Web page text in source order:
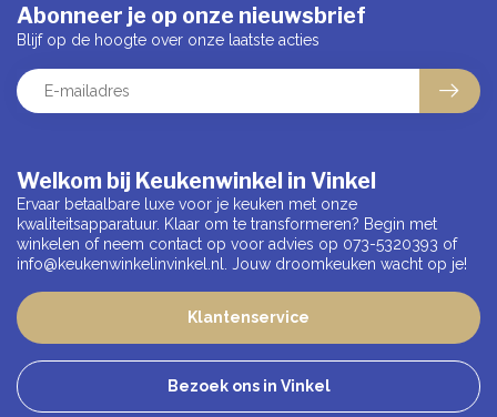
Welkom bij Keukenwinkel in Vinkel
Ervaar betaalbare luxe voor je keuken met onze
kwaliteitsapparatuur. Klaar om te transformeren? Begin met
winkelen of neem contact op voor advies op 073-5320393 of
info@keukenwinkelinvinkel.nl
. Jouw droomkeuken wacht op je!
Klantenservice
Bezoek ons in Vinkel
Abonneer je op onze nieuwsbrief
Blijf op de hoogte over onze laatste acties